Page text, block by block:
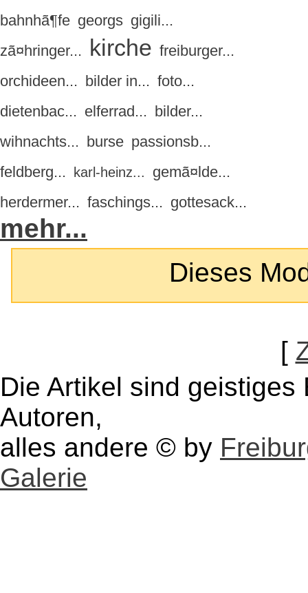
bahnhã¶fe georgs gigili...
zã¤hringer... kirche freiburger...
orchideen... bilder in... foto...
dietenbac... elferrad... bilder...
wihnachts... burse passionsb...
feldberg...
karl-heinz...
gemã¤lde...
herdermer... faschings... gottesack...
mehr...
Dieses
[
Die Artikel sind
Autoren,
alles andere © by
Galerie